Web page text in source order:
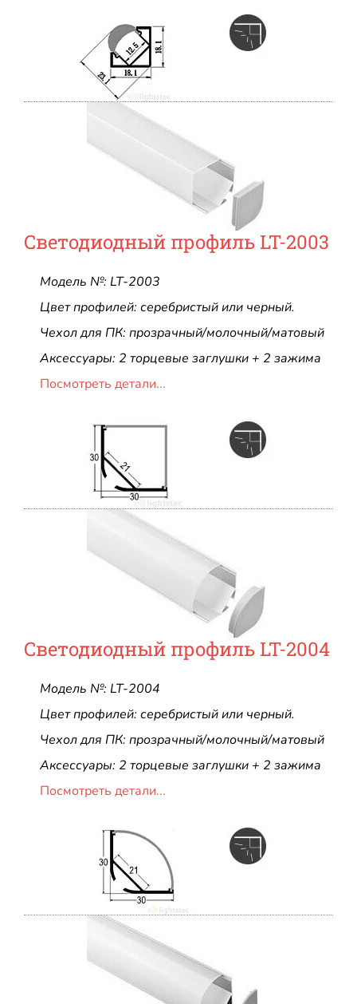
Светодиодный профиль LT-2003
Модель №: LT-2003
Цвет профилей: серебристый или черный.
Чехол для ПК: прозрачный/молочный/матовый
Аксессуары: 2 торцевые заглушки + 2 зажима
Посмотреть детали...
Светодиодный профиль LT-2004
Модель №: LT-2004
Цвет профилей: серебристый или черный.
Чехол для ПК: прозрачный/молочный/матовый
Аксессуары: 2 торцевые заглушки + 2 зажима
Посмотреть детали...